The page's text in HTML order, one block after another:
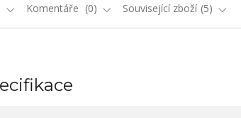
Komentáře 0 Související zboží 5